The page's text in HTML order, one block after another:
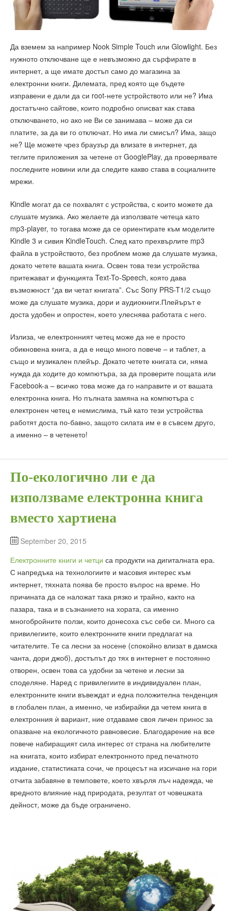
Да вземем за например Nook Simple Touch или Glowlight. Без
нужното отключване ще е невъзможно да сърфирате в
интернет, а ще имате достъп само до магазина за
електронни книги. Дилемата, пред която ще бъдете
изправени е дали да си root-нете устройството или не? Има
достатъчно сайтове, които подробно описват как става
отключването, но ако не Ви се занимава – може да си
платите, за да ви го отключат. Но има ли смисъл? Има, защо
не? Ще можете чрез браузър да влизате в интернет, да
теглите приложения за четене от GooglePlay, да проверявате
последните новини или да следите какво става в социалните
мрежи.
Kindle могат да се похвалят с устройства, с които можете да
слушате музика. Ако желаете да използвате четеца като
mp3-player, то тогава може да се ориентирате към моделите
Kindle 3 и сивия KindleTouch. След като прехвърлите mp3
файла в устройството, без проблем може да слушате музика,
докато четете вашата книга. Освен това тези устройства
притежават и функцията Text-To-Speech, която дава
възможност “да ви четат книгата”. Със Sony PRS-T1/2 също
може да слушате музика, дори и аудиокниги.Плейърът е
доста удобен и опростен, което улеснява работата с него.
Излиза, че електронният четец може да не е просто
обикновена книга, а да е нещо много повече – и таблет, а
също и музикален плейър. Докато четете книгата си, няма
нужда да ходите до компютъра, за да проверите пощата или
Facebook-а – всичко това може да го направите и от вашата
електронна книга. Но пълната замяна на компютъра с
електронен четец е немислима, тъй като тези устройства
работят доста по-бавно, защото силата им е в съвсем друго,
а именно – в четенето!
По-екологично ли е да
използваме електронна книга
вместо хартиена
September 20, 2015
Електронните книги и четци са продукти на дигиталната ера.
С напредъка на технологиите и масовия интерес към
интернет, тяхната поява бе просто въпрос на време. Но
причината да се наложат така рязко и трайно, както на
пазара, така и в съзнанието на хората, са именно
многобройните ползи, които донесоха със себе си. Много са
привилегиите, които електронните книги предлагат на
читателите. Те са лесни за носене (спокойно влизат в дамска
чанта, дори джоб), достъпът до тях в интернет е постоянно
отворен, освен това са удобни за четене и лесни за
споделяне. Наред с привилегиите в индивидуален план,
електронните книги въвеждат и една положителна тенденция
в глобален план, а именно, че избирайки да четем книга в
електронния ѝ вариант, ние отдаваме своя личен принос за
опазване на екологичното равновесие. Благодарение на все
повече набиращият сила интерес от страна на любителите
на книгата, които избират електронното пред печатното
издание, статистиката сочи, че процесът на изсичане на гори
отчита забавяне в темповете, което хвърля лъч надежда, че
вредното влияние над природата, резултат от човешката
дейност, може да бъде ограничено.